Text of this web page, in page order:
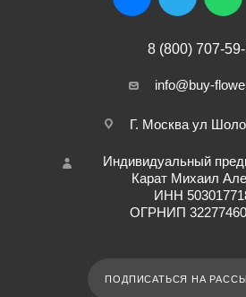
8 (800) 707-
info@buy-
Г. Москва ул
Индивидуальный
Карат Михаил
ИНН
ОГРНИП
ПОДПИСАТЬСЯ НА